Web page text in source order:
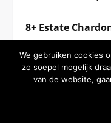
8+ Estate
Arroyo Grande
Chardonnay,
Rosemary’s
We gebruiken cookies
zo soepel mogelijk
van de website,